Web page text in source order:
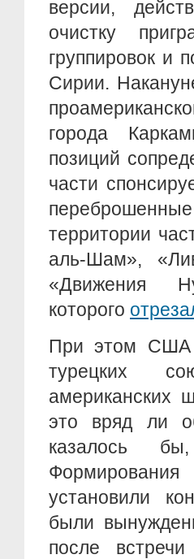
версии,
очистку
группировок и
Сирии.
города
позиций
части
территории
аль-Шам»,
«Движения
которого
При этом США
турецких
американских
это вряд ли
казалось бы,
установили
были
после